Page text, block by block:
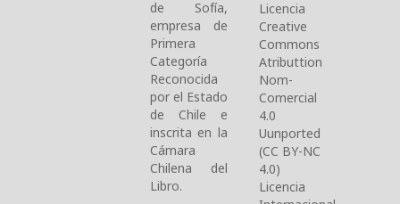
de Sofía,
empresa de
Primera
Categoría
Reconocida
por el Estado
de Chile e
inscrita en la
Cámara
Chilena del
Libro.
Licencia
Creative
Commons
Atributtion
Nom-
Comercial
4.0
Uunported
(CC BY-NC
4.0)
Licencia